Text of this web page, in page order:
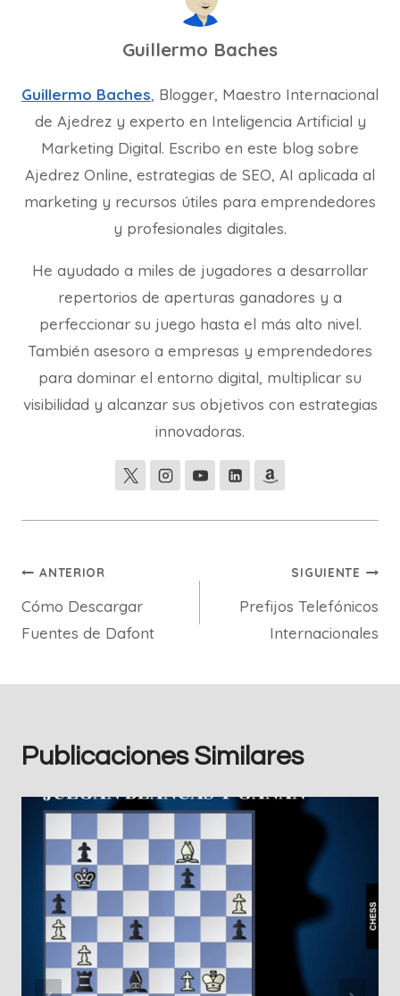
Guillermo Baches
Guillermo Baches, Blogger, Maestro Internacional
de Ajedrez y experto en Inteligencia Artificial y
Marketing Digital. Escribo en este blog sobre
Ajedrez Online, estrategias de SEO, AI aplicada al
marketing y recursos útiles para emprendedores
y profesionales digitales.
He ayudado a miles de jugadores a desarrollar
repertorios de aperturas ganadores y a
perfeccionar su juego hasta el más alto nivel.
También asesoro a empresas y emprendedores
para dominar el entorno digital, multiplicar su
visibilidad y alcanzar sus objetivos con estrategias
innovadoras.
Navegación
de
ANTERIOR
Cómo Descargar
Fuentes de Dafont
SIGUIENTE
Prefijos Telefónicos
Internacionales
Publicaciones Similares